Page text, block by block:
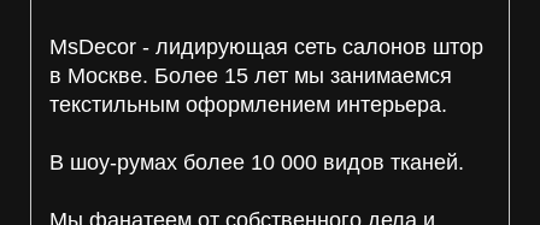
MsDecor - лидирующая сеть салонов штор
в Москве. Более 15 лет мы занимаемся
текстильным оформлением интерьера.
В шоу-румах более 10 000 видов тканей.
Мы фанатеем от собственного дела и